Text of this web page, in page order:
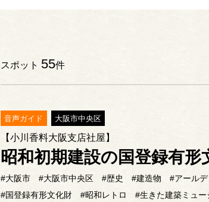
スポット 55件
音声ガイド 大阪市中央区
【小川香料大阪支店社屋】
昭和初期建設の国登録有形
#大阪市 #大阪市中央区 #歴史 #建造物 #アールデ
#国登録有形文化財
#昭和レトロ #生きた建築ミュ